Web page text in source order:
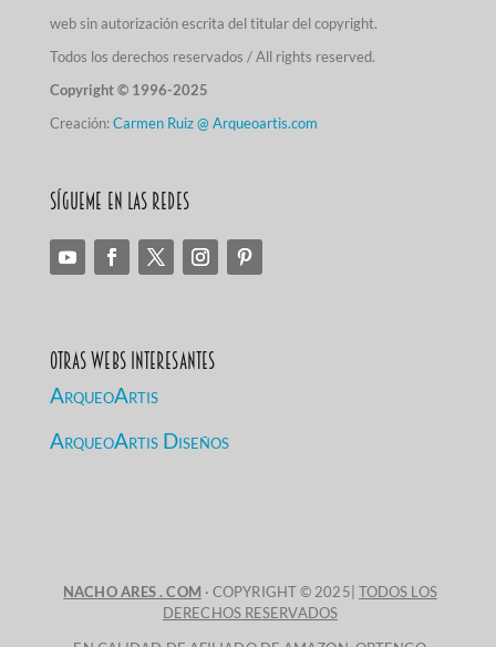
web sin autorización escrita del titular del copyright.
Todos los derechos reservados / All rights reserved.
Copyright © 1996-2025
Creación:Carmen Ruiz @ Arqueoartis.com
Sígueme en las redes
Otras Webs Interesantes
ArqueoArtis
ArqueoArtis Diseños
NACHO ARES . COM · COPYRIGHT © 2025| TODOS LOS
DERECHOS RESERVADOS